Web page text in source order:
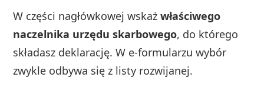
W części nagłówkowej wskażwłaściwego
naczelnika urzędu skarbowego, do którego
składasz deklarację. W e‑formularzu wybór
zwykle odbywa się z listy rozwijanej.